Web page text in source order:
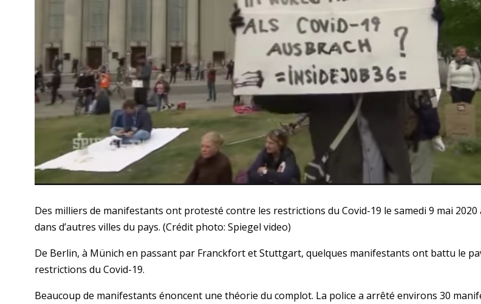
Des milliers de manifestants ont protesté contre les restrictions du Covid-19 le samedi 9 mai 2020
dans d’autres villes du pays. (Crédit photo: Spiegel video)
De Berlin, à Münich en passant par Franckfort et Stuttgart, quelques manifestants ont battu le
restrictions du Covid-19.
Beaucoup de manifestants énoncent une théorie du complot. La police a arrêté environs 30